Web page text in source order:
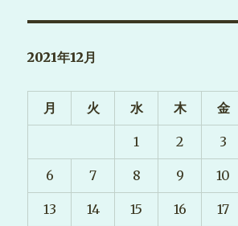
2021年12月
月 火 水 木 金
1 2 3
6 7 8 9 10
13 14 15 16 17